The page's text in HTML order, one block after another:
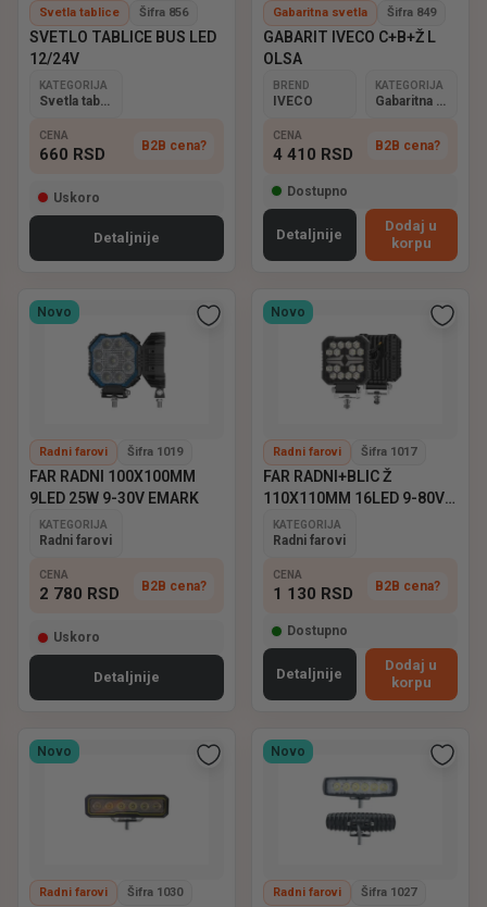
Svetla tablice Šifra 856
SVETLO TABLICE BUS LED
12/24V
KATEGORIJA
CENA
660 RSD B2B cena?
Uskoro
Detaljnije
Gabaritna svetla Šifra 849
GABARIT IVECO C+B+Ž L
OLSA
BREND
IVECO
KATEGORIJA
CENA
4 410 RSD B2B cena?
Dostupno
Detaljnije
Dodaj u
korpu
Novo
Radni farovi Šifra 1019
FAR RADNI 100X100MM
9LED 25W 9-30V EMARK
KATEGORIJA
Radni farovi
CENA
2 780 RSD B2B cena?
Uskoro
Detaljnije
Novo
Radni farovi Šifra 1017
FAR RADNI+BLIC Ž
110X110MM 16LED 9-80V
EMARK
KATEGORIJA
Radni farovi
CENA
1 130 RSD B2B cena?
Dostupno
Detaljnije
Dodaj u
korpu
Novo
Radni farovi Šifra 1030
Novo
Radni farovi Šifra 1027